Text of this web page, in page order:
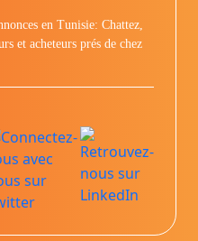
en Tunisie: Chattez,
et acheteurs prés de chez